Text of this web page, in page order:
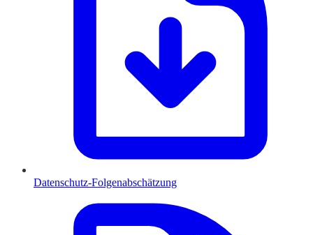
Datenschutz-Folgenabschätzung